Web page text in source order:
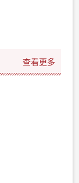
查看更多